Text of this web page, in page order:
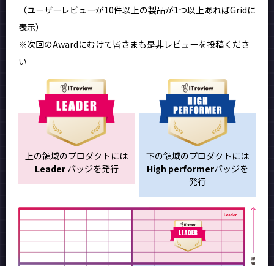
（ユーザーレビューが10件以上の製品が1つ以上あればGridに
表示）
※次回のAwardにむけて皆さまも是非レビューを投稿くださ
い
上の領域のプロダクトには
Leaderバッジを発行
下の領域のプロダクトには
High performerバッジを
発行